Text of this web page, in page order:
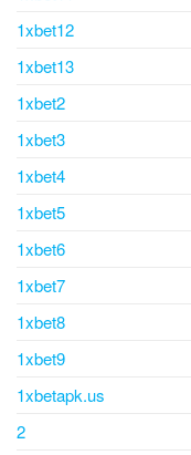
1xbet12
1xbet13
1xbet2
1xbet3
1xbet4
1xbet5
1xbet6
1xbet7
1xbet8
1xbet9
1xbetapk.us
2